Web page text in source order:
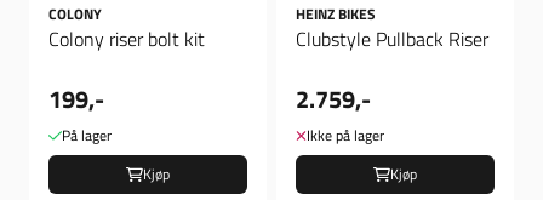
COLONY
Colony riser bolt kit
199,-
På lager
Kjøp
HEINZ BIKES
Clubstyle Pullback Riser
2.759,-
Ikke på lager
Kjøp